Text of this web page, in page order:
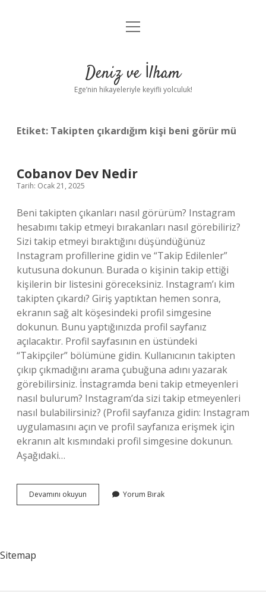
Anasayfa
Yasal Uyarı
menüyü
Deniz ve İlham
Ege’nin hikayeleriyle keyifli yolculuk!
Etiket: Takipten çıkardığım kişi beni görür mü
Cobanov Dev Nedir
Tarih: Ocak 21, 2025
Beni takipten çıkanları nasıl görürüm? Instagram
hesabımı takip etmeyi bırakanları nasıl görebiliriz?
Sizi takip etmeyi bıraktığını düşündüğünüz
Instagram profillerine gidin ve “Takip Edilenler”
kutusuna dokunun. Burada o kişinin takip ettiği
kişilerin bir listesini göreceksiniz. Instagram’ı kim
takipten çıkardı? Giriş yaptıktan hemen sonra,
ekranın sağ alt köşesindeki profil simgesine
dokunun. Bunu yaptığınızda profil sayfanız
açılacaktır. Profil sayfasının en üstündeki
“Takipçiler” bölümüne gidin. Kullanıcının takipten
çıkıp çıkmadığını arama çubuğuna adını yazarak
görebilirsiniz. İnstagramda beni takip etmeyenleri
nasıl bulurum? Instagram’da sizi takip etmeyenleri
nasıl bulabilirsiniz? (Profil sayfanıza gidin: Instagram
uygulamasını açın ve profil sayfanıza erişmek için
ekranın alt kısmındaki profil simgesine dokunun.
Aşağıdaki…
Devamını okuyun Cobanov
Dev
Yorum Bırak
Sitemap